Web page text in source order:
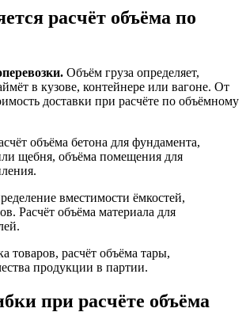
расчёт объёма по
Объём груза определяет,
в кузове, контейнере или вагоне. От
доставки при расчёте по объёмному
объёма бетона для фундамента,
щебня, объёма помещения для
вместимости ёмкостей,
Расчёт объёма материала для
товаров, расчёт объёма тары,
продукции в партии.
при расчёте объёма